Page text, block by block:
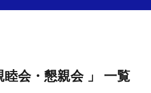
睦会・懇親会 」 一覧